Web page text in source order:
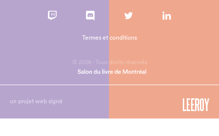
© 2026 - Tous droits réservés
Termes et conditions
un projet web signé